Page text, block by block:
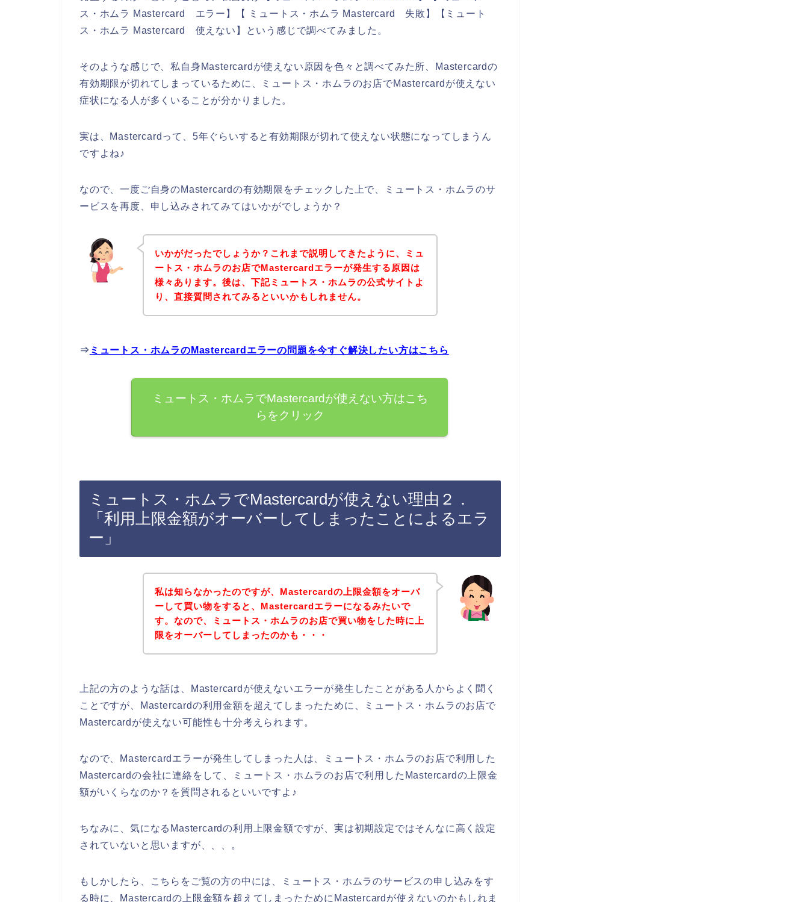
ス・ホムラ Mastercard エラー】【 ミュートス・ホムラ Mastercard 失敗】【ミュート
ス・ホムラ Mastercard 使えない】という感じで調べてみました。
そのような感じで、私自身Mastercardが使えない原因を色々と調べてみた所、Mastercardの
有効期限が切れてしまっているために、ミュートス・ホムラのお店でMastercardが使えない
症状になる人が多くいることが分かりました。
実は、Mastercardって、5年ぐらいすると有効期限が切れて使えない状態になってしまうん
ですよね♪
なので、一度ご自身のMastercardの有効期限をチェックした上で、ミュートス・ホムラのサ
ービスを再度、申し込みされてみてはいかがでしょうか？
いかがだったでしょうか？これまで説明してきたように、ミュ
ートス・ホムラのお店でMastercardエラーが発生する原因は
様々あります。後は、下記ミュートス・ホムラの公式サイトよ
り、直接質問されてみるといいかもしれません。
⇒ ミュートス・ホムラのMastercardエラーの問題を今すぐ解決したい方はこちら
ミュートス・ホムラでMastercardが使えない方はこち
らをクリック
ミュートス・ホムラでMastercardが使えない理由２．
「利用上限金額がオーバーしてしまったことによるエラ
ー」
私は知らなかったのですが、Mastercardの上限金額をオーバ
ーして買い物をすると、Mastercardエラーになるみたいで
す。なので、ミュートス・ホムラのお店で買い物をした時に上
限をオーバーしてしまったのかも・・・
上記の方のような話は、Mastercardが使えないエラーが発生したことがある人からよく聞く
ことですが、Mastercardの利用金額を超えてしまったために、ミュートス・ホムラのお店で
Mastercardが使えない可能性も十分考えられます。
なので、Mastercardエラーが発生してしまった人は、ミュートス・ホムラのお店で利用した
Mastercardの会社に連絡をして、ミュートス・ホムラのお店で利用したMastercardの上限金
額がいくらなのか？を質問されるといいですよ♪
ちなみに、気になるMastercardの利用上限金額ですが、実は初期設定ではそんなに高く設定
されていないと思いますが、、、。
もしかしたら、こちらをご覧の方の中には、ミュートス・ホムラのサービスの申し込みをす
る時に、Mastercardの上限金額を超えてしまったためにMastercardが使えないのかもしれま